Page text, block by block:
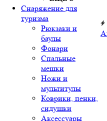
Снаряжение для
туризма
Рюкзаки и
баулы
Фонари
Спальные
мешки
Ножи и
мультитулы
Коврики, пенки,
сидушки
Аксессуары